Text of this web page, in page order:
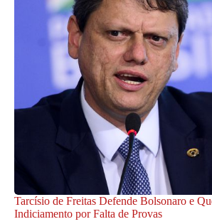
Tarcísio de Freitas Defende Bolsonaro e
Indiciamento por Falta de Provas